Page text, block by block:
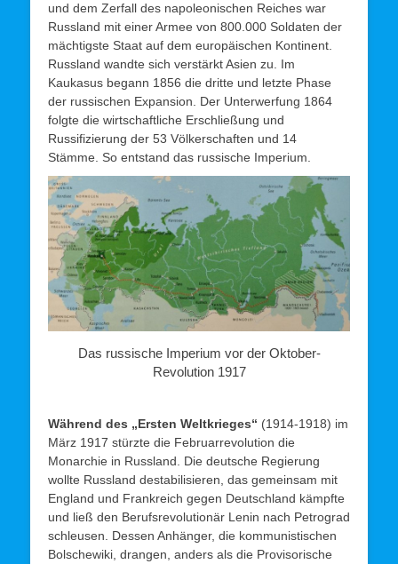
und dem Zerfall des napoleonischen Reiches war
Russland mit einer Armee von 800.000 Soldaten der
mächtigste Staat auf dem europäischen Kontinent.
Russland wandte sich verstärkt Asien zu. Im
Kaukasus begann 1856 die dritte und letzte Phase
der russischen Expansion. Der Unterwerfung 1864
folgte die wirtschaftliche Erschließung und
Russifizierung der 53 Völkerschaften und 14
Stämme. So entstand das russische Imperium.
Das russische Imperium vor der Oktober-
Revolution 1917
Während des „Ersten Weltkrieges“ (1914-1918) im
März 1917 stürzte die Februarrevolution die
Monarchie in Russland. Die deutsche Regierung
wollte Russland destabilisieren, das gemeinsam mit
England und Frankreich gegen Deutschland kämpfte
und ließ den Berufsrevolutionär Lenin nach Petrograd
schleusen. Dessen Anhänger, die kommunistischen
Bolschewiki, drangen, anders als die Provisorische